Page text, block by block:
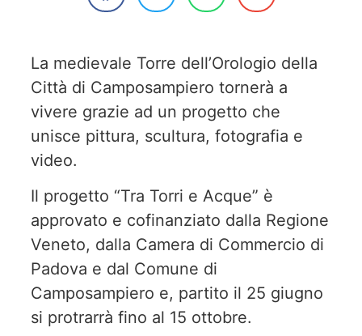
La medievale Torre dell’Orologio della
Città di Camposampiero tornerà a
vivere grazie ad un progetto che
unisce pittura, scultura, fotografia e
video.
Il progetto “Tra Torri e Acque” è
approvato e cofinanziato dalla Regione
Veneto, dalla Camera di Commercio di
Padova e dal Comune di
Camposampiero e, partito il 25 giugno
si protrarrà fino al 15 ottobre.